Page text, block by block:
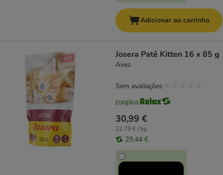
Adicionar ao carrinho
Josera Patê Kitten 16 x 85 g
Aves
30,99 €
22,79 € / kg
29,44 €
Sem avaliações